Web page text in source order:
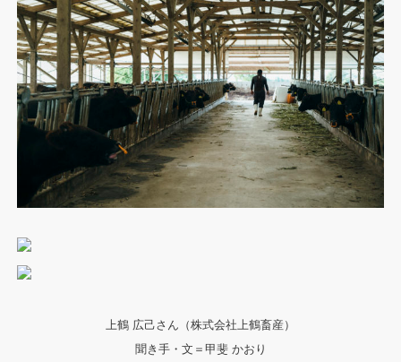
上鶴 広己さん（株式会社上鶴畜産）
聞き手・文＝甲斐 かおり